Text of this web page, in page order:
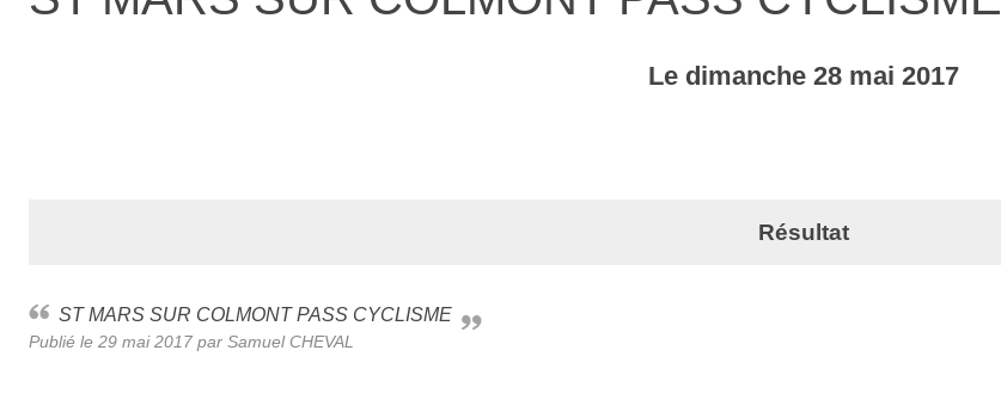
Le dimanche 28 mai 2017
Résultat
ST MARS SUR COLMONT PASS CYCLISME
Publié le 29 mai 2017 par Samuel CHEVAL